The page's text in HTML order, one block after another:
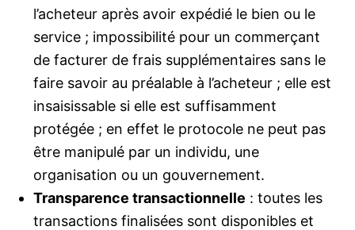
l’acheteur après avoir expédié le bien ou le
service ; impossibilité pour un commerçant
de facturer de frais supplémentaires sans le
faire savoir au préalable à l’acheteur ; elle est
insaisissable si elle est suffisamment
protégée ; en effet le protocole ne peut pas
être manipulé par un individu, une
organisation ou un gouvernement.
Transparence transactionnelle : toutes les
transactions finalisées sont disponibles et